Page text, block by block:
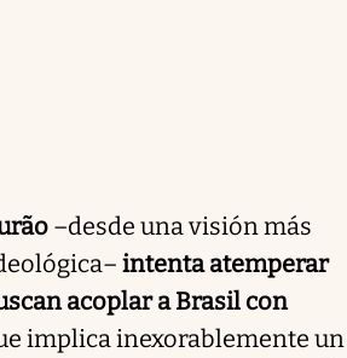
–desde una visión más
intenta atemperar
acoplar a Brasil con
implica inexorablemente un